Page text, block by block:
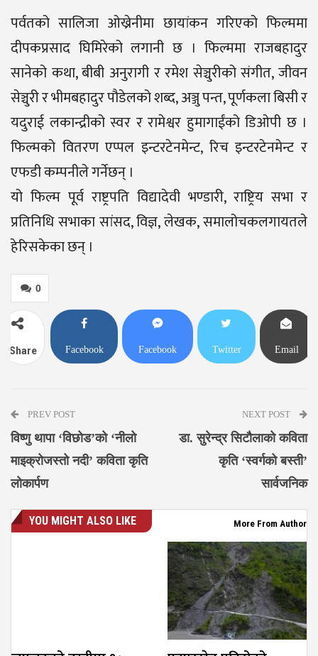
पर्वतको सालिजा ओख्रेनीमा छायांकन गरिएको फिल्ममा
दीपकप्रसाद घिमिरेको लगानी छ । फिल्ममा राजबहादुर
सानेको कथा, बीबी अनुरागी र रमेश सेञ्चुरीको संगीत, जीवन
सेञ्चुरी र भीमबहादुर पौडेलको शब्द, अञ्जु पन्त, पूर्णकला बिसी र
यदुराई लकान्द्रीको स्वर र रामेश्वर हुमागाईंको डिओपी छ ।
फिल्मको वितरण एप्पल इन्टरटेनमेन्ट, रिच इन्टरटेनमेन्ट र
एफडी कम्पनीले गर्नेछन् ।
यो फिल्म पूर्व राष्ट्रपति विद्यादेवी भण्डारी, राष्ट्रिय सभा र
प्रतिनिधि सभाका सांसद, विज्ञ, लेखक, समालोचकलगायतले
हेरिसकेका छन् ।
0
Share Facebook Facebook Twitter Email
PREV POST
विष्णु थापा ‘विछोड’को ‘नीलो
माइक्रोजस्तो नदी’ कविता कृति
लोकार्पण
NEXT POST
डा. सुरेन्द्र सिटौलाको कविता
कृति ‘स्वर्गको बस्ती’
सार्वजनिक
YOU MIGHT ALSO LIKE More From Author